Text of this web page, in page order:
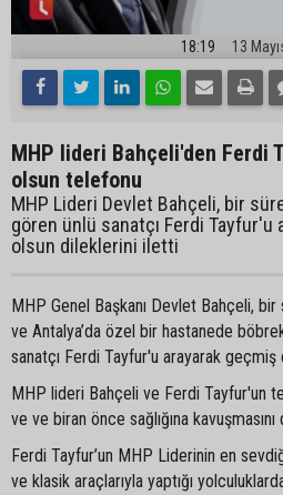
18:19 13
MHP lideri Bahçeli'den Ferdi
olsun telefonu
MHP Lideri Devlet Bahçeli, bir
gören ünlü sanatçı Ferdi Tayfur'u
olsun dileklerini iletti
MHP Genel Başkanı Devlet Bahçeli,
ve Antalya’da özel bir hastanede
sanatçı Ferdi Tayfur'u arayarak
MHP lideri Bahçeli ve Ferdi Tayfur'un
ve ve biran önce sağlığına
Ferdi Tayfur’un MHP Liderinin en
ve klasik araçlarıyla yaptığı